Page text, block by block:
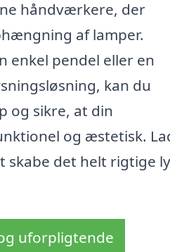
håndværkere, der
af lamper.
enkel pendel eller en
kan du
og sikre, at din
og æstetisk.
skabe det helt rigtige
uforpligtende